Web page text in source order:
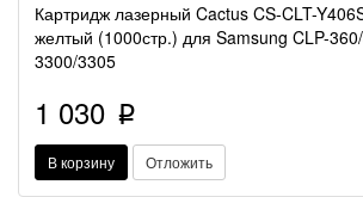
Картридж лазерный Cactus CS-CLT-
желтый (1000стр.) для Samsung CLP-
3300/3305
1 030 p
В корзину Отложить